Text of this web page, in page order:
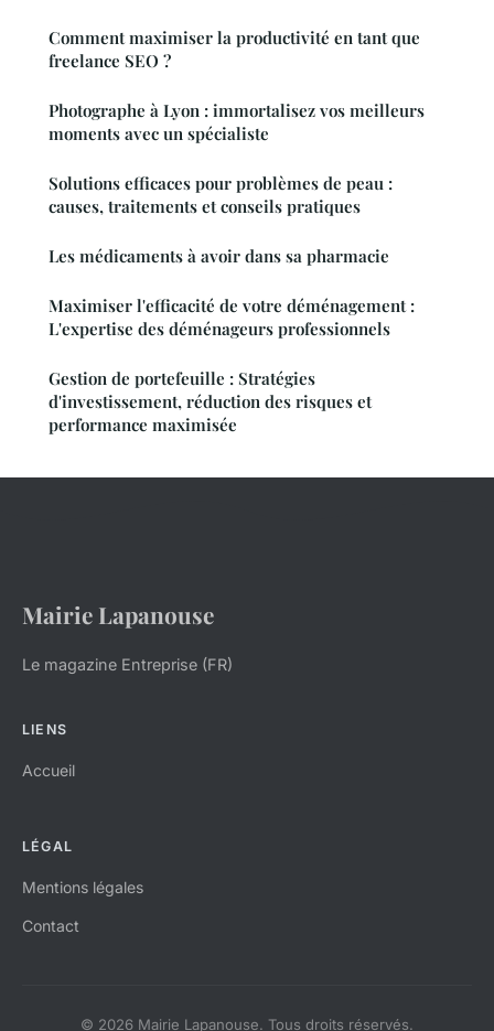
Comment maximiser la productivité en tant que
freelance SEO ?
Photographe à Lyon : immortalisez vos meilleurs
moments avec un spécialiste
Solutions efficaces pour problèmes de peau :
causes, traitements et conseils pratiques
Les médicaments à avoir dans sa pharmacie
Maximiser l'efficacité de votre déménagement :
L'expertise des déménageurs professionnels
Gestion de portefeuille : Stratégies
d'investissement, réduction des risques et
performance maximisée
Mairie Lapanouse
Le magazine Entreprise (FR)
LIENS
Accueil
LÉGAL
Mentions légales
Contact
© 2026 Mairie Lapanouse. Tous droits réservés.